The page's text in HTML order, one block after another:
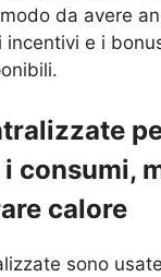
da avere
incentivi e i
consumi,
calore
sono